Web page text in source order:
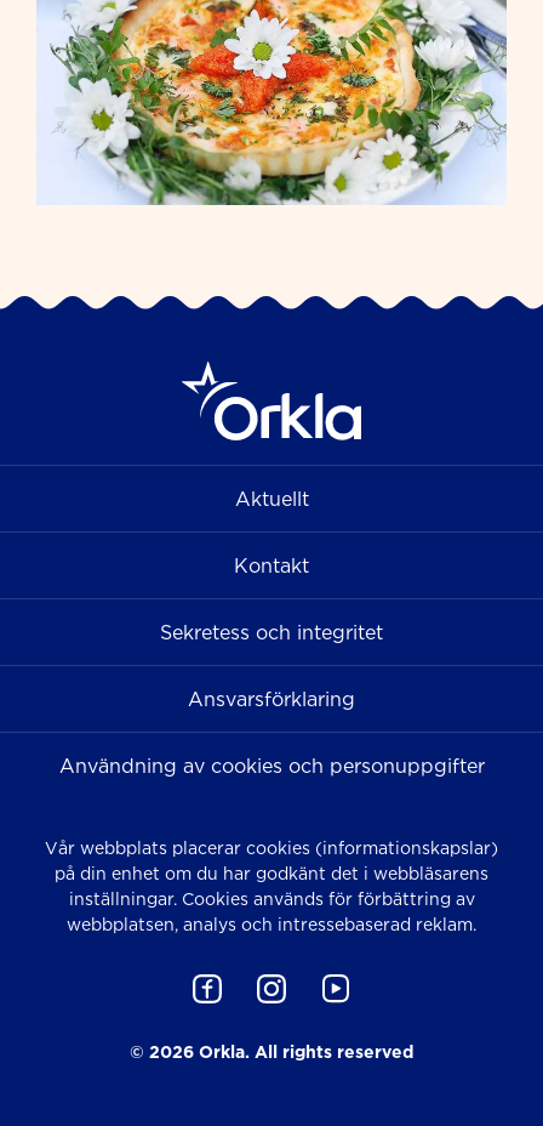
Aktuellt
Kontakt
Sekretess och integritet
Ansvarsförklaring
Användning av cookies och personuppgifter
Vår webbplats placerar cookies (informationskapslar)
på din enhet om du har godkänt det i webbläsarens
inställningar. Cookies används för förbättring av
webbplatsen, analys och intressebaserad reklam.
© 2026 Orkla. All rights reserved